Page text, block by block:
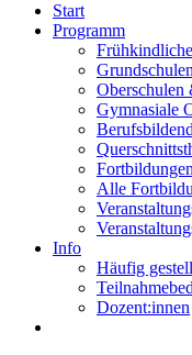
Start
Programm
Grundschulen
Oberschulen
Gymnasiale
Alle
Info
Häufig
Dozent:innen